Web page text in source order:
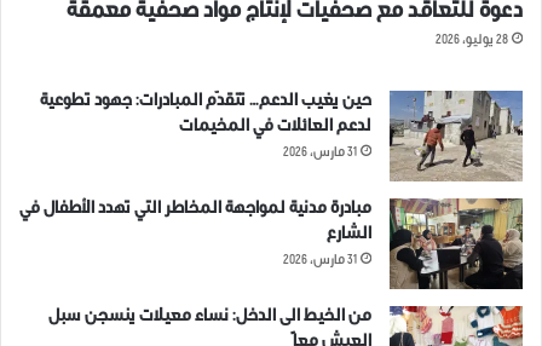
دعوة للتعاقد مع صحفيات لإنتاج مواد صحفية معمقة
28 يوليو، 2026
حين يغيب الدعم… تتقدّم المبادرات: جهود تطوعية
لدعم العائلات في المخيمات
31 مارس، 2026
مبادرة مدنية لمواجهة المخاطر التي تهدد الأطفال في
الشارع
31 مارس، 2026
من الخيط الى الدخل: نساء معيلات ينسجن سبل